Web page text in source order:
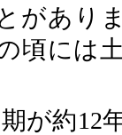
があり
頃には
が約12